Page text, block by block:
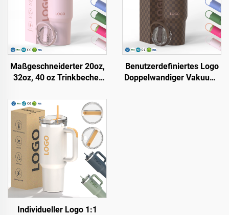
Maßgeschneiderter 20oz,
32oz, 40 oz Trinkbecher
aus Edelstahl,
Vakuumisoliert,
wiederverwendbare
Becher mit Kipp-
Strohhalmdesign und Griff
Benutzerdefiniertes Logo
Doppelwandiger Vakuum-
Individueller Logo 1:1